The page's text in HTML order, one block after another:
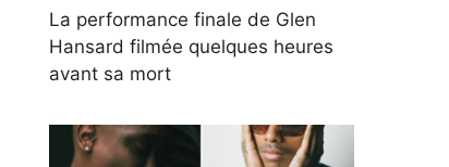
La performance finale de Glen
Hansard filmée quelques heures
avant sa mort